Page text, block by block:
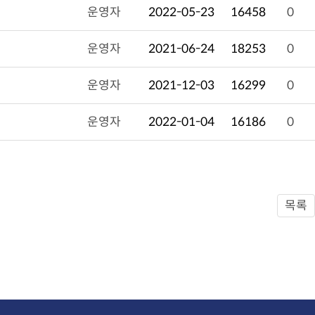
운영자 2022-05-23 16458 0
운영자 2021-06-24 18253 0
운영자 2021-12-03 16299 0
운영자 2022-01-04 16186 0
목록